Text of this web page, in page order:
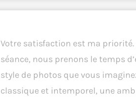
Votre satisfaction est ma
séance, nous prenons le temps
style de photos que vous
classique et intemporel, une